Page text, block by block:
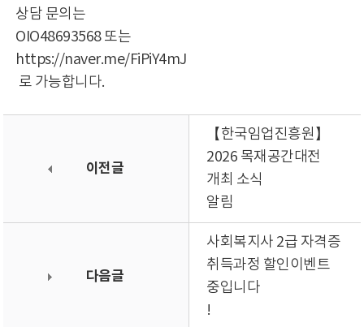
상담 문의는
OIO48693568 또는
https://naver.me/FiPiY4mJ
로 가능합니다.
이전글
【한국임업진흥원】
2026 목재공간대전
개최 소식
알림
다음글
사회복지사 2급 자격증
취득과정 할인이벤트
중입니다
!